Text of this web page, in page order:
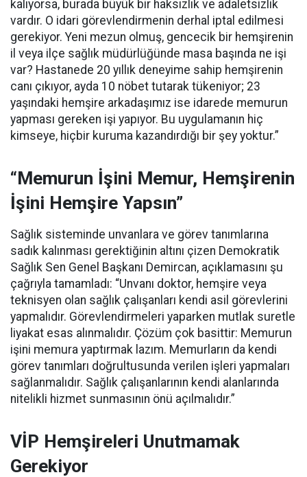
kalıyorsa, burada büyük bir haksızlık ve adaletsizlik
vardır. O idari görevlendirmenin derhal iptal edilmesi
gerekiyor. Yeni mezun olmuş, gencecik bir hemşirenin
il veya ilçe sağlık müdürlüğünde masa başında ne işi
var? Hastanede 20 yıllık deneyime sahip hemşirenin
canı çıkıyor, ayda 10 nöbet tutarak tükeniyor; 23
yaşındaki hemşire arkadaşımız ise idarede memurun
yapması gereken işi yapıyor. Bu uygulamanın hiç
kimseye, hiçbir kuruma kazandırdığı bir şey yoktur.”
“Memurun İşini Memur, Hemşirenin
İşini Hemşire Yapsın”
Sağlık sisteminde unvanlara ve görev tanımlarına
sadık kalınması gerektiğinin altını çizen Demokratik
Sağlık Sen Genel Başkanı Demircan, açıklamasını şu
çağrıyla tamamladı: “Unvanı doktor, hemşire veya
teknisyen olan sağlık çalışanları kendi asil görevlerini
yapmalıdır. Görevlendirmeleri yaparken mutlak suretle
liyakat esas alınmalıdır. Çözüm çok basittir: Memurun
işini memura yaptırmak lazım. Memurların da kendi
görev tanımları doğrultusunda verilen işleri yapmaları
sağlanmalıdır. Sağlık çalışanlarının kendi alanlarında
nitelikli hizmet sunmasının önü açılmalıdır.”
VİP Hemşireleri Unutmamak
Gerekiyor